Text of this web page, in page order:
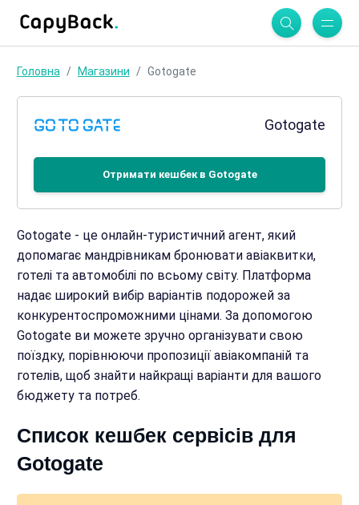
Головна Магазини Gotogate
Gotogate
Отримати кешбек в Gotogate
Gotogate - це онлайн-туристичний агент, який
допомагає мандрівникам бронювати авіаквитки,
готелі та автомобілі по всьому світу. Платформа
надає широкий вибір варіантів подорожей за
конкурентоспроможними цінами. За допомогою
Gotogate ви можете зручно організувати свою
поїздку, порівнюючи пропозиції авіакомпаній та
готелів, щоб знайти найкращі варіанти для вашого
бюджету та потреб.
Список кешбек сервісів для
Gotogate